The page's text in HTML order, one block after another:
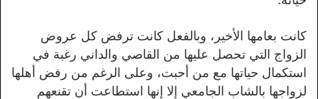
كانت بعامها الأخير، وبالفعل كانت ترفض كل عروض
الزواج التي تحصل عليها من القاصي والداني رغبة في
استكمال حياتها مع من أحبت، وعلى الرغم من رفض أهلها
لزواجها بالشاب الجامعي إلا إنها استطاعت أن تقنعهم